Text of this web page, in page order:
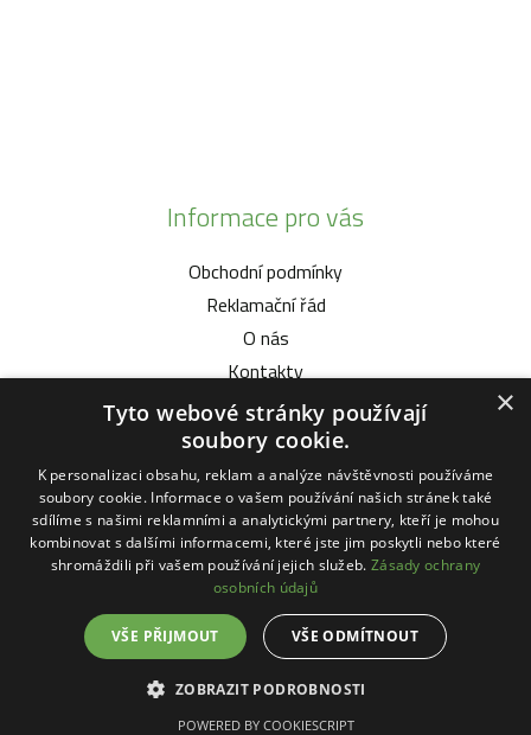
Informace pro vás
Obchodní podmínky
Reklamační řád
O nás
Kontakty
Vybíráme pro vás
Malotratory Vari Honda
Kuchyňské potřeby Status
Sekačky robotické
Motorové pily Stihl
© 2026 Copyright - Zahrada-Vysociny.eu
×
Tyto webové stránky používají
soubory cookie.
K personalizaci obsahu, reklam a analýze návštěvnosti používáme
soubory cookie. Informace o vašem používání našich stránek také
sdílíme s našimi reklamními a analytickými partnery, kteří je mohou
kombinovat s dalšími informacemi, které jste jim poskytli nebo které
shromáždili při vašem používání jejich služeb. Zásady ochrany
osobních údajů
VŠE PŘIJMOUT VŠE ODMÍTNOUT
ZOBRAZIT PODROBNOSTI
POWERED BY COOKIESCRIPT